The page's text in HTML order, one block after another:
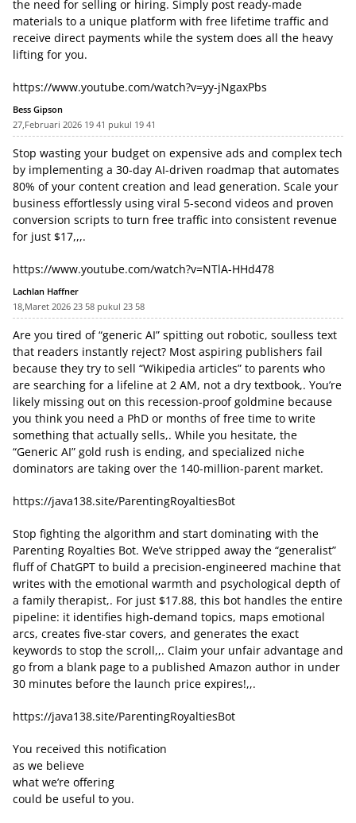
the need for selling or hiring. Simply post ready-made
materials to a unique platform with free lifetime traffic and
receive direct payments while the system does all the heavy
lifting for you.
https://www.youtube.com/watch?v=yy-jNgaxPbs
Bess Gipson
27,Februari 2026 19 41 pukul 19 41
Stop wasting your budget on expensive ads and complex tech
by implementing a 30-day AI-driven roadmap that automates
80% of your content creation and lead generation. Scale your
business effortlessly using viral 5-second videos and proven
conversion scripts to turn free traffic into consistent revenue
for just $17,,,.
https://www.youtube.com/watch?v=NTlA-HHd478
Lachlan Haffner
18,Maret 2026 23 58 pukul 23 58
Are you tired of “generic AI” spitting out robotic, soulless text
that readers instantly reject? Most aspiring publishers fail
because they try to sell “Wikipedia articles” to parents who
are searching for a lifeline at 2 AM, not a dry textbook,. You’re
likely missing out on this recession-proof goldmine because
you think you need a PhD or months of free time to write
something that actually sells,. While you hesitate, the
“Generic AI” gold rush is ending, and specialized niche
dominators are taking over the 140-million-parent market.
https://java138.site/ParentingRoyaltiesBot
Stop fighting the algorithm and start dominating with the
Parenting Royalties Bot. We’ve stripped away the “generalist”
fluff of ChatGPT to build a precision-engineered machine that
writes with the emotional warmth and psychological depth of
a family therapist,. For just $17.88, this bot handles the entire
pipeline: it identifies high-demand topics, maps emotional
arcs, creates five-star covers, and generates the exact
keywords to stop the scroll,,. Claim your unfair advantage and
go from a blank page to a published Amazon author in under
30 minutes before the launch price expires!,,.
https://java138.site/ParentingRoyaltiesBot
You received this notification
as we believe
what we’re offering
could be useful to you.